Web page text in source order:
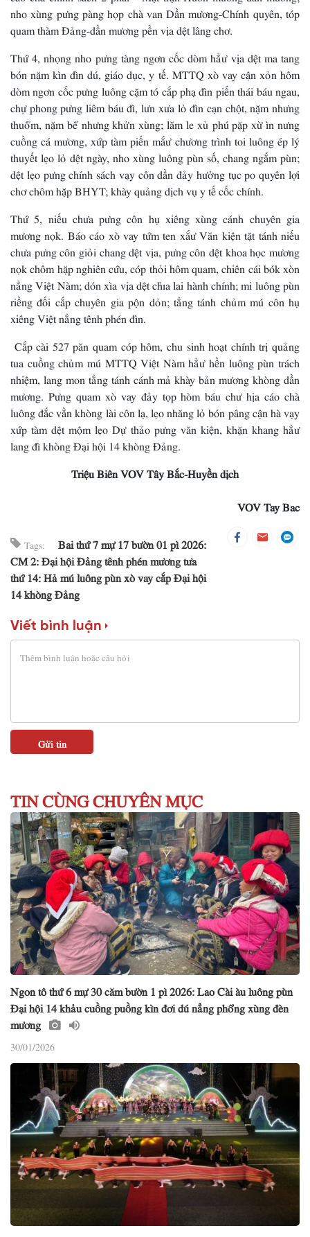
nho xùng pưng pàng họp chà van Dần mương-Chính quyên, tóp
quam thàm Đảng-dần mương pền vịa dệt lâng chơ.
Thứ 4, nhọng nho pưng tàng ngơn cốc dòm hẳư vịa dệt ma tang
bón nặm kìn đìn dú, giáo dục, y tế. MTTQ xò vay cận xỏn hôm
dòm ngơn cốc pưng luông cặm tó cắp phạ đìn piến thái báu ngau,
chự phong pưng liêm báu đì, lưn xưa lỏ đìn cạn chột, nặm nhưng
thuổm, nặm bể nhưng khửn xùng; lăm le xủ phú pặp xừ ìn nưng
cuồng cá mương, xứp tàm piến mắư chương trình toi luông ép lý
thuyết lẹo lỏ dệt ngày, nho xùng luông pùn số, chang ngắm pùn;
dệt lẹo pưng chính sách vạy côn dần đảy hưởng tục po quyên lợi
chơ chôm hặp BHYT; khày quảng dịch vụ y tế cốc chính.
Thứ 5, niếu chưa pưng côn hụ xiêng xùng cánh chuyên gia
mương nọk. Báo cáo xò vay tứm ten xắư Văn kiện tặt tánh niếu
chưa pưng côn giỏi chang dệt vịa, pưng côn dệt khoa học mương
nọk chôm hặp nghiên cứu, cóp thỏi hôm quam, chiên cái bók xòn
nẳng Việt Nàm; dón xìa vịa dệt chỉa lai hành chính; mi luông pùn
riềng đối cắp chuyên gia pộn dỏn; tẳng tánh chủm mú côn hụ
xiêng Việt nẳng tênh phén đìn.
Cắp cài 527 păn quam cóp hôm, chu sinh hoạt chính trị quảng
tua cuồng chủm mú MTTQ Việt Nàm hẳư hền luông pùn trách
nhiệm, lang mon tẳng tánh cánh mả khày bản mương khòng dần
mương. Pưng quam xò vay đảy tọp hòm báu chư hịa cáo chà
luông đắc vằn khòng lài côn lạ, lẹo nhăng lỏ bón pâng cận hà vạy
xứp tàm dệt mộm lẹo Dự thảo pưng văn kiện, khặn khang hẳư
lang đì khòng Đại hội 14 khòng Đảng.
Triệu Biên VOV Tây Bắc-Huyền dịch
VOV Tay Bac
Tags:
Bai thứ 7 mự 17 bườn 01 pì 2026:
CM 2: Đại hội Đảng tênh phén mương tưa
thứ 14: Hả mú luông pùn xò vay cắp Đại hội
14 khòng Đảng
Viết bình luận
TIN CÙNG CHUYÊN MỤC
Ngon tô thứ 6 mự 30 căm bườn 1 pì 2026: Lao Cài àu luông pùn
Đại hội 14 khảu cuồng puồng kìn đơi dú nẳng phổng xùng đèn
mương
30/01/2026